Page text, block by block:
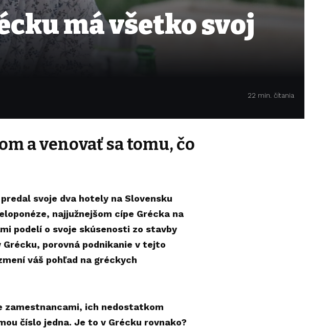
má všetko svoj
22 min. čítania
a venovať sa tomu, čo
svoje dva hotely na Slovensku
najjužnejšom cípe Grécka na
podelí o svoje skúsenosti zo stavby
porovná podnikanie v tejto
váš pohľad na gréckych
zamestnancami, ich nedostatkom
číslo jedna. Je to v Grécku rovnako?